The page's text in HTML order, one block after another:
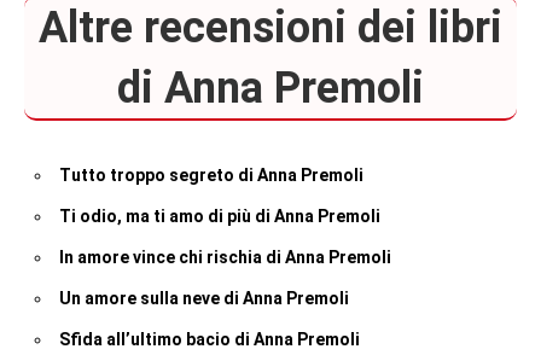
Altre recensioni dei libri
di Anna Premoli
Tutto troppo segreto di Anna Premoli
Ti odio, ma ti amo di più di Anna Premoli
In amore vince chi rischia di Anna Premoli
Un amore sulla neve di Anna Premoli
Sfida all’ultimo bacio di Anna Premoli